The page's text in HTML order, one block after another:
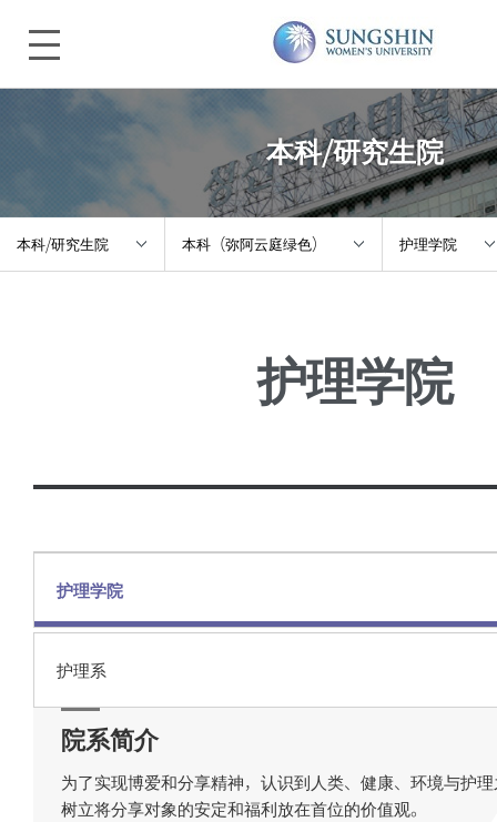
本科/研究生院
本科/研究生院 本科（弥阿云庭绿色）
本科（弥阿云庭绿色）
一般研究生院
护理学院
知识服务工
院
康乐学院
美容生活产业
融合文化艺术
护理学院
护理学院
护理系
院系简介
为了实现博爱和分享精神，认识到人类、健康、环境与护
树立将分享对象的安定和福利放在首位的价值观。